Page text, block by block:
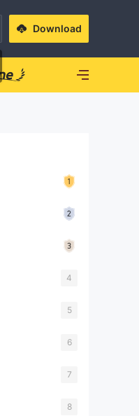
Download
4
5
6
7
8